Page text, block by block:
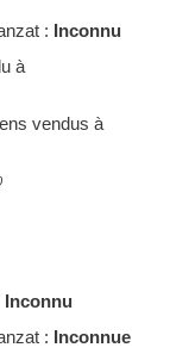
: Inconnu
à
vendus à
Inconnu
: Inconnue